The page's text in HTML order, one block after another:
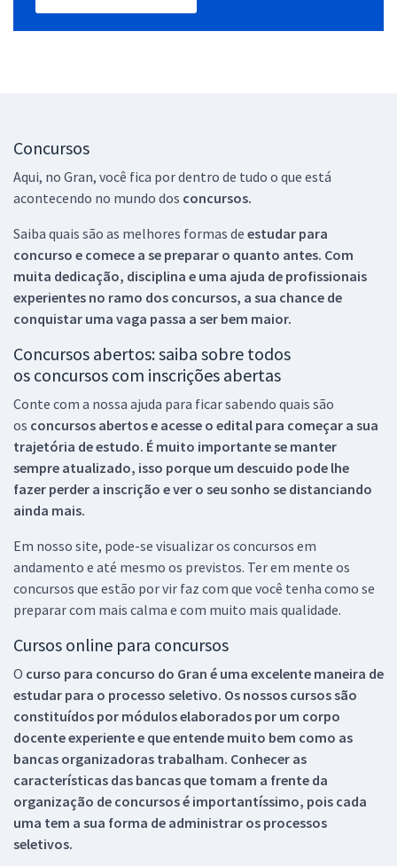
Concursos
Aqui, no Gran, você fica por dentro de tudo o que está
acontecendo no mundo dos concursos.
Saiba quais são as melhores formas de estudar para
concurso e comece a se preparar o quanto antes. Com
muita dedicação, disciplina e uma ajuda de profissionais
experientes no ramo dos concursos, a sua chance de
conquistar uma vaga passa a ser bem maior.
Concursos abertos: saiba sobre todos
os concursos com inscrições abertas
Conte com a nossa ajuda para ficar sabendo quais são
os concursos abertos e acesse o edital para começar a sua
trajetória de estudo. É muito importante se manter
sempre atualizado, isso porque um descuido pode lhe
fazer perder a inscrição e ver o seu sonho se distanciando
ainda mais.
Em nosso site, pode-se visualizar os concursos em
andamento e até mesmo os previstos. Ter em mente os
concursos que estão por vir faz com que você tenha como se
preparar com mais calma e com muito mais qualidade.
Cursos online para concursos
O curso para concurso do Gran é uma excelente maneira de
estudar para o processo seletivo. Os nossos cursos são
constituídos por módulos elaborados por um corpo
docente experiente e que entende muito bem como as
bancas organizadoras trabalham. Conhecer as
características das bancas que tomam a frente da
organização de concursos é importantíssimo, pois cada
uma tem a sua forma de administrar os processos
seletivos.